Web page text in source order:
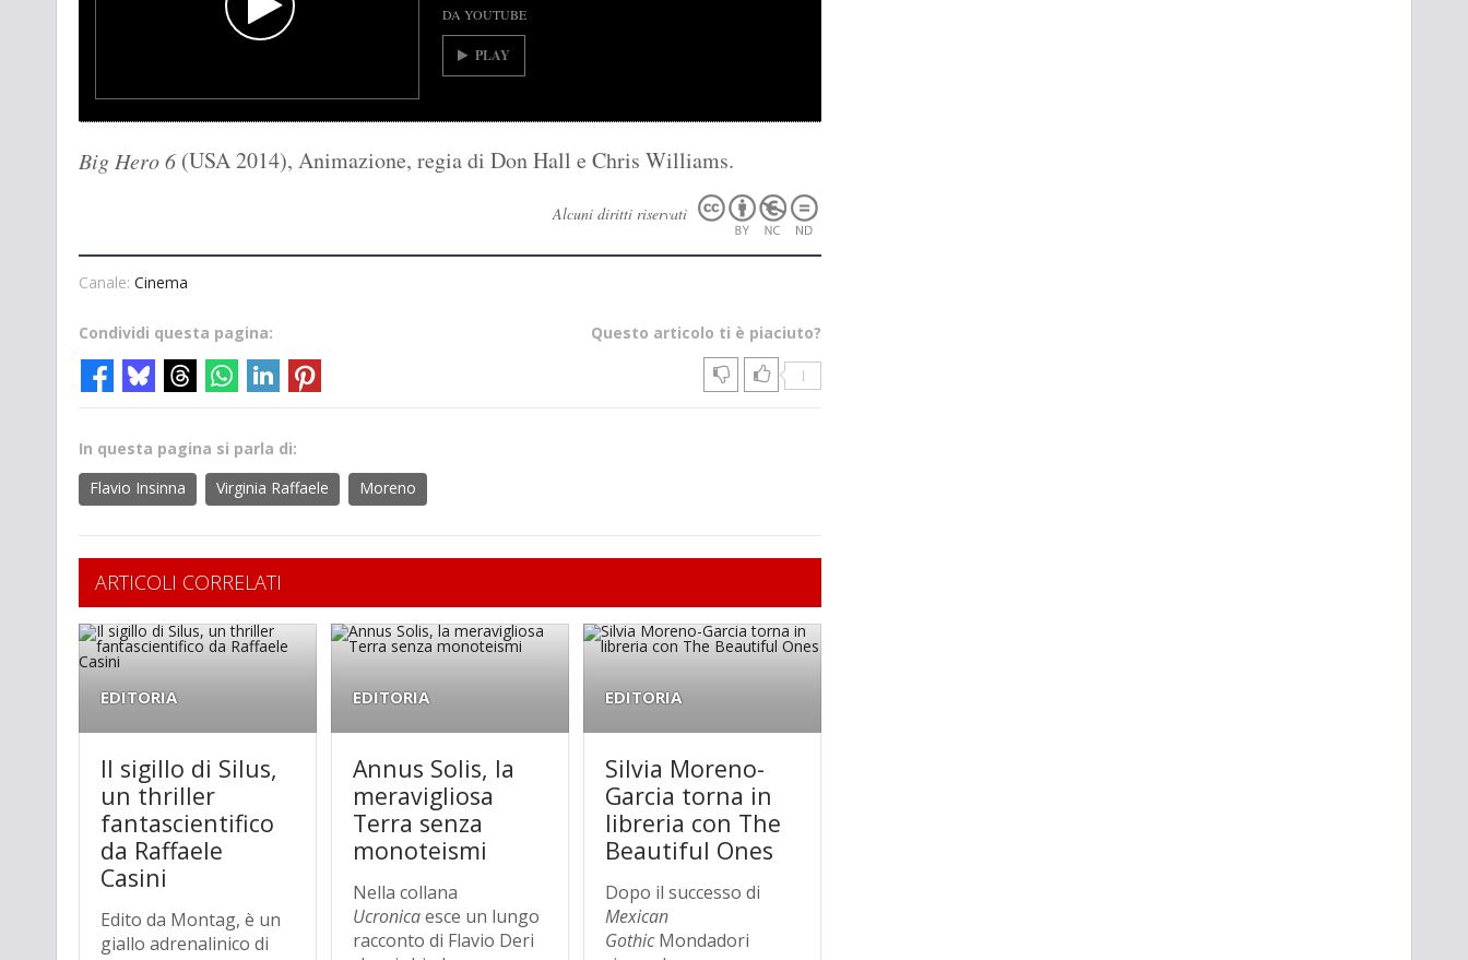
DA YOUTUBE
PLAY
Big Hero 6(USA 2014), Animazione, regia di Don Hall e Chris Williams.
Alcuni diritti riservati
Canale: Cinema
Questo articolo ti è piaciuto?
1
Condividi questa pagina:
In questa pagina si parla di:
Flavio Insinna
Virginia Raffaele Moreno
ARTICOLI CORRELATI
EDITORIA
Il sigillo di Silus,
un thriller
fantascientifico
da Raffaele
Casini
Edito da Montag, è un
giallo adrenalinico di
EDITORIA
Annus Solis, la
meravigliosa
Terra senza
monoteismi
Nella collana
Ucronicaesce un lungo
racconto di Flavio Deri
EDITORIA
Silvia Moreno-
Garcia torna in
libreria con The
Beautiful Ones
Dopo il successo di
Mexican
GothicMondadori